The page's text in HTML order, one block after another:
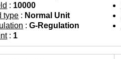
: 10000
type : Normal Unit
:G-Regulation
: 1